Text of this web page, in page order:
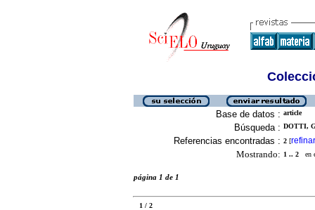
Base de datos : article
Búsqueda : DOTTI,
Referencias encontradas : 2 [refinar
Mostrando: 1 .. 2 en
página 1 de 1
1 / 2